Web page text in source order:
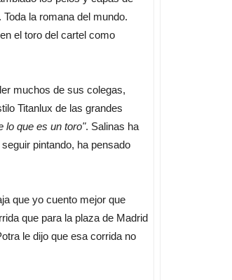
la romana del mundo.
el toro del cartel como
muchos de sus colegas,
Titanlux de las grandes
lo que es un toro". Salinas ha
pintando, ha pensado
que yo cuento mejor que
que para la plaza de Madrid
le dijo que esa corrida no